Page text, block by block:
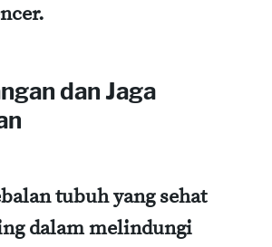
dan Jaga
tubuh yang sehat
dalam melindungi